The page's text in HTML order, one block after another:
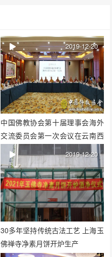
中国佛教协会第十届理事会海外
交流委员会第一次会议在云南西
双版纳召开
2019-12-20
30多年坚持传统古法工艺 上海玉
佛禅寺净素月饼开炉生产
2019-12-20